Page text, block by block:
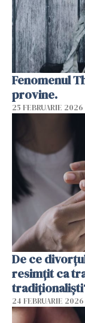
Fenomenul
provine.
25 FEBRUARIE 2026
De ce
resimțit ca
24 FEBRUARIE 2026